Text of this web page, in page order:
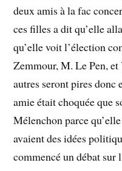
deux amis à la fac
ces filles a dit qu’elle
qu’elle voit l’élection
Zemmour, M. Le Pen, et
autres seront pires donc
amie était choquée que
Mélenchon parce
avaient des idées
commencé un débat sur